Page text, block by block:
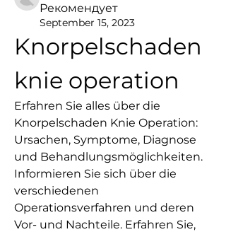
Рекомендует
September 15, 2023
Knorpelschaden
knie operation
Erfahren Sie alles über die
Knorpelschaden Knie Operation:
Ursachen, Symptome, Diagnose
und Behandlungsmöglichkeiten.
Informieren Sie sich über die
verschiedenen
Operationsverfahren und deren
Vor- und Nachteile. Erfahren Sie,